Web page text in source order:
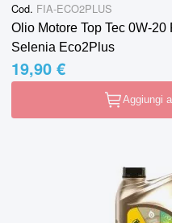
Cod. FIA-ECO2PLUS
Olio Motore Top Tec 0W-
Selenia Eco2Plus
19,90 €
Aggiungi